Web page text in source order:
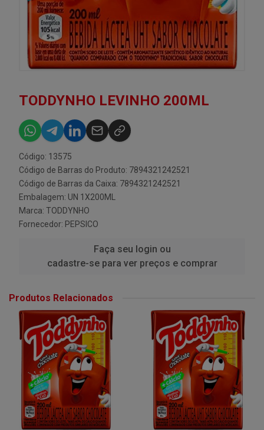
TODDYNHO LEVINHO 200ML
Código: 13575
Código de Barras do Produto: 7894321242521
Código de Barras da Caixa: 7894321242521
Embalagem: UN 1X200ML
Marca: TODDYNHO
Fornecedor: PEPSICO
Faça seu login ou
cadastre-se para ver preços e comprar
Produtos Relacionados